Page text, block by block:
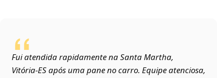
Fui atendida rapidamente na Santa Martha,
Vitória‑ES após uma pane no carro. Equipe atenciosa,